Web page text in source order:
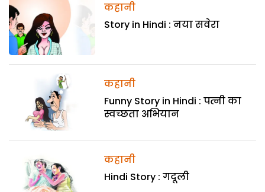
कहानी
Story in Hindi : नया सवेरा
कहानी
Funny Story in Hindi : पत्नी का
स्वच्छता अभियान
कहानी
Hindi Story : गदूली